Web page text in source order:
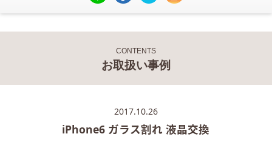
CONTENTS
お取扱い事例
2017.10.26
iPhone6 ガラス割れ 液晶交換